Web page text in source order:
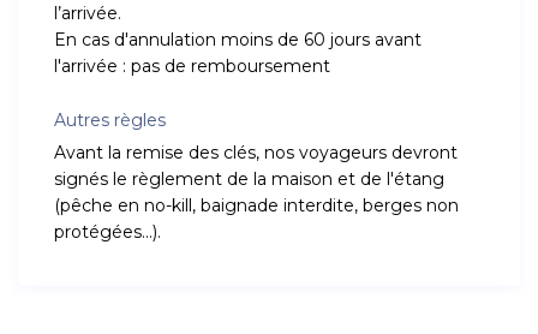
l’arrivée.
En cas d'annulation moins de 60 jours avant
l'arrivée : pas de remboursement
Autres règles
Avant la remise des clés, nos voyageurs devront
signés le règlement de la maison et de l'étang
(pêche en no-kill, baignade interdite, berges non
protégées...).